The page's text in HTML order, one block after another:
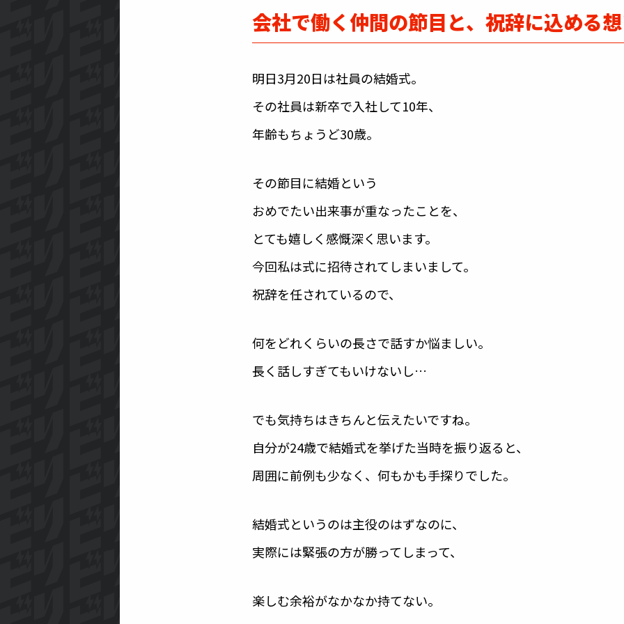
会社で働く仲間の節目と、祝辞に込める
明日3月20日は社員の結婚式。
その社員は新卒で入社して10年、
年齢もちょうど30歳。
その節目に結婚という
おめでたい出来事が重なったことを、
とても嬉しく感慨深く思います。
今回私は式に招待されてしまいまして。
祝辞を任されているので、
何をどれくらいの長さで話すか悩ましい。
長く話しすぎてもいけないし…
でも気持ちはきちんと伝えたいですね。
自分が24歳で結婚式を挙げた当時を振り返ると、
周囲に前例も少なく、何もかも手探りでした。
結婚式というのは主役のはずなのに、
実際には緊張の方が勝ってしまって、
楽しむ余裕がなかなか持てない。